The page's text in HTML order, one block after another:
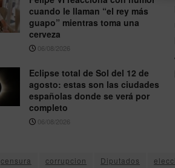
cuando le llaman “el rey más
guapo” mientras toma una
cerveza
06/08/2026
Eclipse total de Sol del 12 de
agosto: estas son las ciudades
españolas donde se verá por
completo
06/08/2026
censura corrupcion Diputados